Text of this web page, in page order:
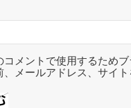
コメントで使用するため
、メールアドレス、サイト